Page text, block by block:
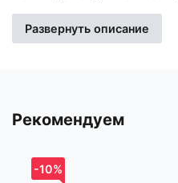
лет.Варианты
переплет, картон, цветные
Книга «Книга-сюрприз.
правильный выбор и
код товара: 172250
Развернуть описание
Рекомендуем
-10%